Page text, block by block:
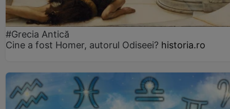
#Grecia Antică
Cine a fost Homer, autorul Odiseei? historia.ro